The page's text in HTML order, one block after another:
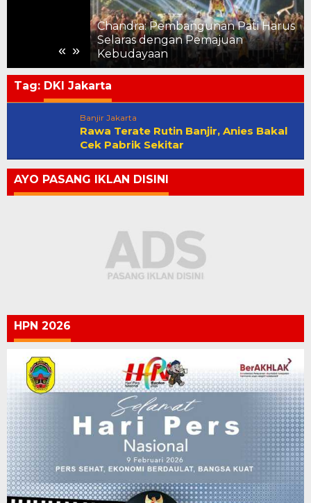
« »
Chandra: Pembangunan Pati Harus
Selaras dengan Pemajuan
Kebudayaan
Tag: DKI Jakarta
Banjir Jakarta
Rawa Terate Rutin Banjir, Anies Bakal
Cek Pabrik Sekitar
AYO PASANG IKLAN DISINI
HPN 2026